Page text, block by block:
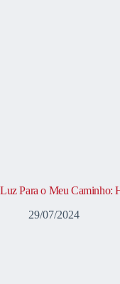
Luz Para o Meu Caminho:
29/07/2024